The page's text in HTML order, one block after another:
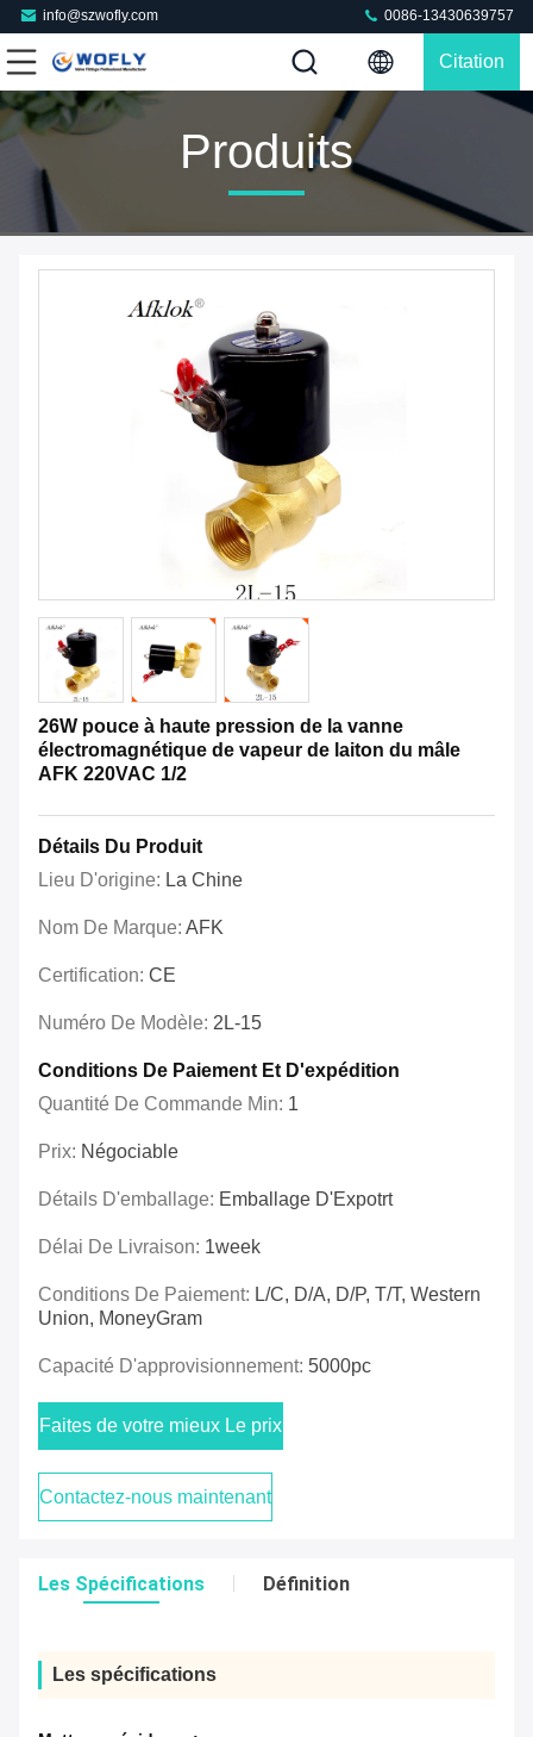
info@szwofly.com 0086-13430639757
Citation
Produits
26W pouce à haute pression de la vanne
électromagnétique de vapeur de laiton du mâle
AFK 220VAC 1/2
Détails Du Produit
Lieu D'origine: La Chine
Nom De Marque: AFK
Certification: CE
Numéro De Modèle: 2L-15
Conditions De Paiement Et D'expédition
Quantité De Commande Min: 1
Prix: Négociable
Détails D'emballage: Emballage D'Expotrt
Délai De Livraison: 1week
Conditions De Paiement: L/C, D/A, D/P, T/T, Western
Union, MoneyGram
Capacité D'approvisionnement: 5000pc
Faites de votre mieux Le prix
Contactez-nous maintenant
Les Spécifications Définition
Les spécifications